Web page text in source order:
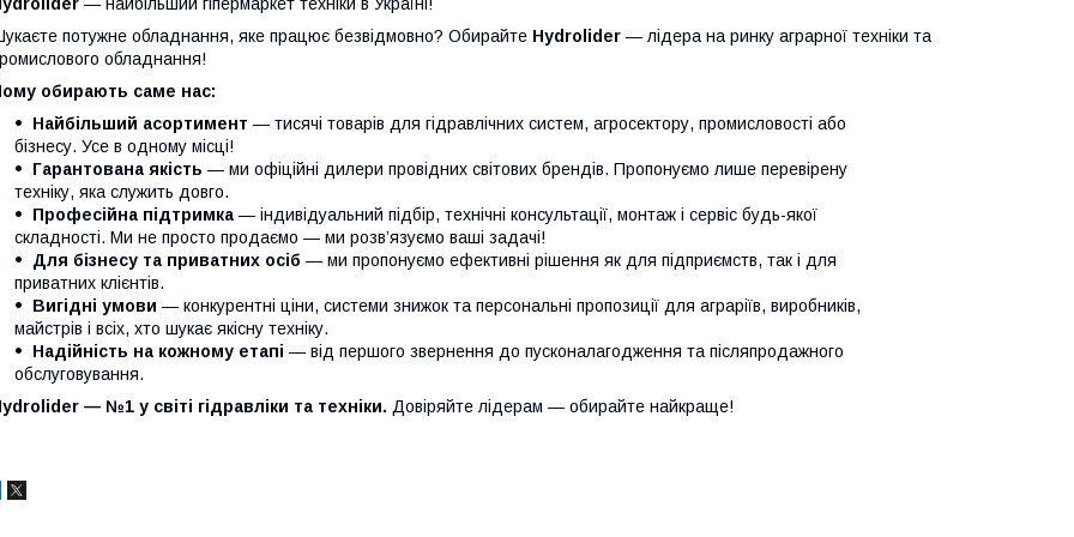
потужне обладнання, яке працює безвідмовно? Обирайте Hydrolider — лідера на ринку аграрної техніки та
обладнання!
обирають саме нас:
Найбільший асортимент — тисячі товарів для гідравлічних систем, агросектору, промисловості або
бізнесу. Усе в одному місці!
Гарантована якість — ми офіційні дилери провідних світових брендів. Пропонуємо лише перевірену
техніку, яка служить довго.
Професійна підтримка — індивідуальний підбір, технічні консультації, монтаж і сервіс будь-якої
складності. Ми не просто продаємо — ми розв’язуємо ваші задачі!
Для бізнесу та приватних осіб — ми пропонуємо ефективні рішення як для підприємств, так і для
приватних клієнтів.
Вигідні умови — конкурентні ціни, системи знижок та персональні пропозиції для аграріїв, виробників,
майстрів і всіх, хто шукає якісну техніку.
Надійність на кожному етапі — від першого звернення до пусконалагодження та післяпродажного
обслуговування.
— №1 у світі гідравліки та техніки. Довіряйте лідерам — обирайте найкраще!